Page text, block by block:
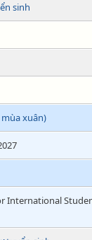
sinh
xuân)
International